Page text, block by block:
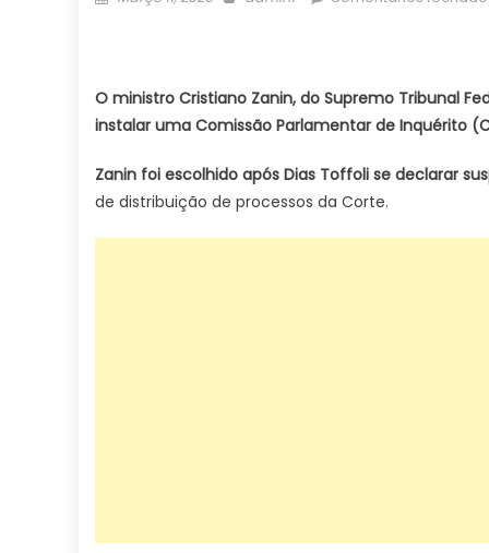
O ministro Cristiano Zanin, do Supremo Tribunal
instalar uma Comissão Parlamentar de Inquérito
Zanin foi escolhido após Dias Toffoli se declarar
de distribuição de processos da Corte.